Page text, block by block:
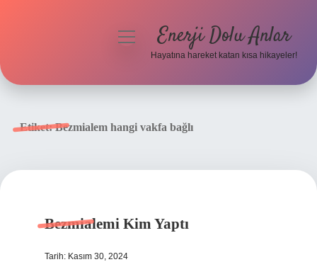
menüyüEnerji Dolu Anlar
Hayatına hareket katan kısa hikayeler!
Etiket:Bezmialem hangi vakfa bağlı
Bezmialemi Kim Yaptı
Tarih: Kasım 30, 2024